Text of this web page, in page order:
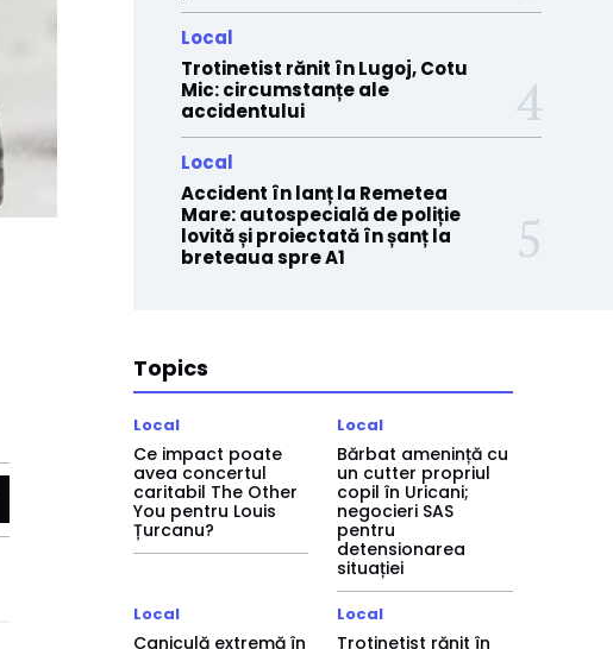
Local
Trotinetist rănit în Lugoj, Cotu
Mic: circumstanțe ale
accidentului
Local
Accident în lanț la Remetea
Mare: autospecială de poliție
lovită și proiectată în șanț la
breteaua spre A1
Topics
Local
Ce impact poate
avea concertul
caritabil The Other
You pentru Louis
Țurcanu?
Local
Bărbat amenință cu
un cutter propriul
copil în Uricani;
negocieri SAS
pentru
detensionarea
situației
Local
Caniculă extremă în
Local
Trotinetist rănit în